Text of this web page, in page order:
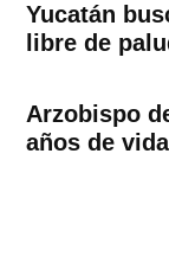
Yucatán
libre de
Arzobispo
años de